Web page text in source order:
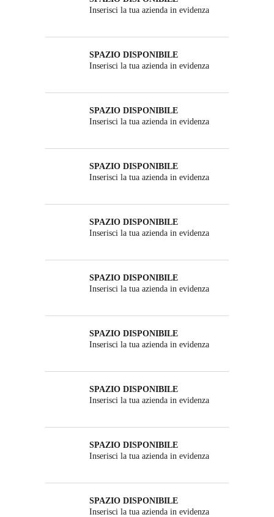
Inserisci la tua azienda in evidenza
SPAZIO DISPONIBILE
Inserisci la tua azienda in evidenza
SPAZIO DISPONIBILE
Inserisci la tua azienda in evidenza
SPAZIO DISPONIBILE
Inserisci la tua azienda in evidenza
SPAZIO DISPONIBILE
Inserisci la tua azienda in evidenza
SPAZIO DISPONIBILE
Inserisci la tua azienda in evidenza
SPAZIO DISPONIBILE
Inserisci la tua azienda in evidenza
SPAZIO DISPONIBILE
Inserisci la tua azienda in evidenza
SPAZIO DISPONIBILE
Inserisci la tua azienda in evidenza
SPAZIO DISPONIBILE
Inserisci la tua azienda in evidenza